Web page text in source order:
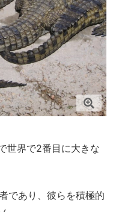
世界で2番目に大きな
であり、彼らを積極的